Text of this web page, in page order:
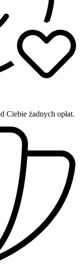
Ciebie żadnych opłat.